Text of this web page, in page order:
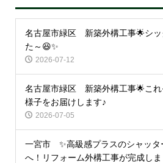
名古屋市緑区 新築外構工事🌟シッ
た～😆✨
2026-07-12
名古屋市緑区 新築外構工事🌟これ
様子をお届けします♪
2026-07-05
一宮市 ✨高級感プラスのシャッタ
へ！リフォーム外構工事が完成し